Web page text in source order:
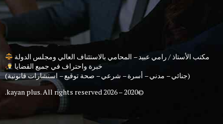
مكتب الأستاذ / رامي عبيد – المحامي بالاستئناف العالي ومجلس الدولة
خبرة واحتراف في جميع القضايا
(جنائي – مدني – أسرة – شرعي – صحة توقيع – استشارات قانونية)
©2020 – 2026
kayan plus. All rights reserved.